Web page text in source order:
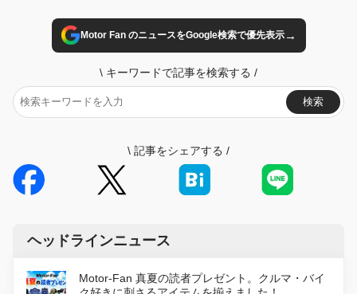
Motor Fan のニュースをGoogle検索で優先表示→
\ キーワードで記事を検索する /
検索
\ 記事をシェアする /
ヘッドラインニュース
Motor-Fan 真夏の読者プレゼント。クルマ・バイ